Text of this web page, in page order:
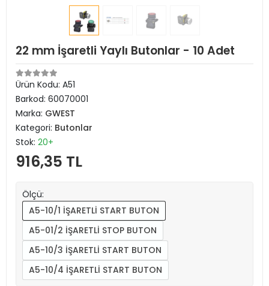
22 mm İşaretli Yaylı Butonlar - 10 Adet
Ürün Kodu: A51
Barkod: 60070001
Marka: GWEST
Kategori: Butonlar
Stok: 20+
916,35 TL
Ölçü:
A5-10/1 İŞARETLİ START BUTON
A5-01/2 İŞARETLİ STOP BUTON
A5-10/3 İŞARETLİ START BUTON
A5-10/4 İŞARETLİ START BUTON